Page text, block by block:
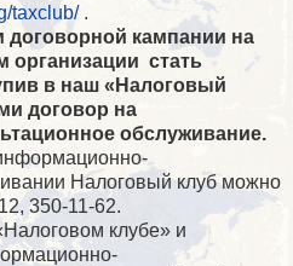
taxclub/.
договорной кампании на
организации стать
в наш «Налоговый
договор на
обслуживание.
Налоговый клуб можно
350-11-62.
клубе» и